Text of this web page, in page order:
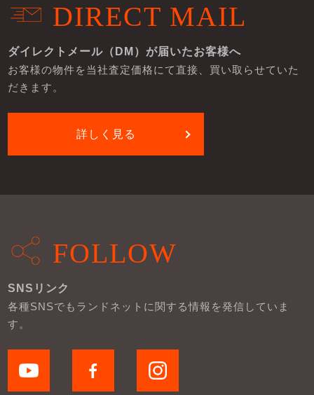
DIRECT MAIL
ダイレクトメール（DM）が届いたお客様へ
お客様の物件を当社査定価格にて直接、買い取らせていた
だきます。
詳しく見る
FOLLOW
SNSリンク
各種SNSでもランドネットに関する情報を発信していま
す。